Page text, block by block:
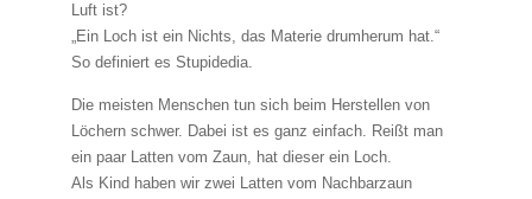
Luft ist?
„Ein Loch ist ein Nichts, das Materie drumherum hat.“
So definiert es Stupidedia.
Die meisten Menschen tun sich beim Herstellen von
Löchern schwer. Dabei ist es ganz einfach. Reißt man
ein paar Latten vom Zaun, hat dieser ein Loch.
Als Kind haben wir zwei Latten vom Nachbarzaun